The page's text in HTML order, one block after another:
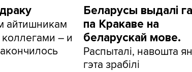
айтишникам
– и
Беларусы выдалі
па Кракаве на
беларускай мове.
Распыталі, навошта
гэта зрабілі